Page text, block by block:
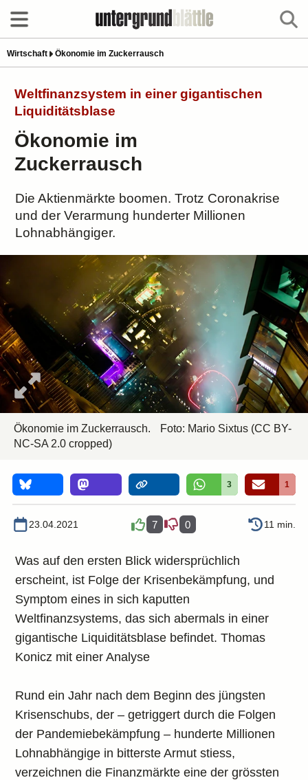
Wirtschaft Ökonomie im Zuckerrausch
Weltfinanzsystem in einer gigantischen
Liquiditätsblase
Ökonomie im
Zuckerrausch
Die Aktienmärkte boomen. Trotz Coronakrise
und der Verarmung hunderter Millionen
Lohnabhängiger.
Ökonomie im Zuckerrausch. Foto: Mario Sixtus (CC BY-
NC-SA 2.0 cropped)
3 1
23.04.2021 7 0 11 min.
Was auf den ersten Blick widersprüchlich
erscheint, ist Folge der Krisenbekämpfung, und
Symptom eines in sich kaputten
Weltfinanzsystems, das sich abermals in einer
gigantische Liquiditätsblase befindet. Thomas
Konicz mit einer Analyse
Rund ein Jahr nach dem Beginn des jüngsten
Krisenschubs, der – getriggert durch die Folgen
der Pandemiebekämpfung – hunderte Millionen
Lohnabhängige in bitterste Armut stiess,
verzeichnen die Finanzmärkte eine der grössten